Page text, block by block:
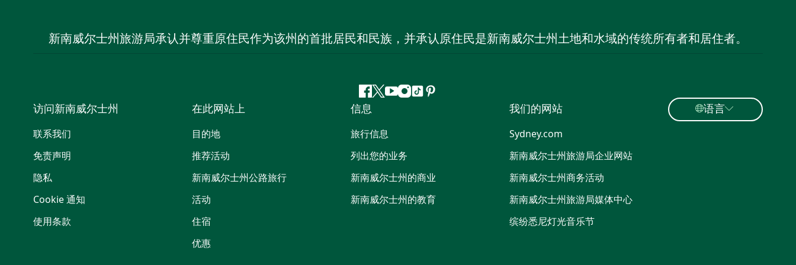
新南威尔士州旅游局承认并尊重原住民作为该州的首批居民和民族，并承认原住民是新南威尔士州土地和水域的传统所有者和居住者。
Facebook
叽
喳
喳
YouTube
Instagram
抖 Pinterest
访问新南威尔士州
联系我们
免责声明
隐私
Cookie 通知
使用条款
在此网站上
目的地
推荐活动
新南威尔士州公路旅行
活动
住宿
优惠
信息
旅行信息
列出您的业务
新南威尔士州的商业
新南威尔士州的教育
我们的网站
Sydney.com
新南威尔士州旅游局企业网站
新南威尔士州商务活动
新南威尔士州旅游局媒体中心
缤纷悉尼灯光音乐节
语言